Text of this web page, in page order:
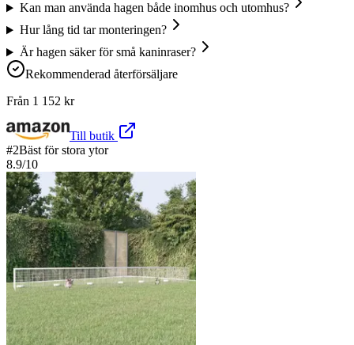
Kan man använda hagen både inomhus och utomhus?
Hur lång tid tar monteringen?
Är hagen säker för små kaninraser?
Rekommenderad återförsäljare
Från 1 152 kr
Till butik
#2Bäst för stora ytor
8.9/10